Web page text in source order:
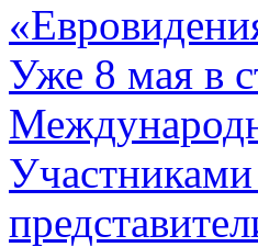
Уже 8 мая в
Участниками